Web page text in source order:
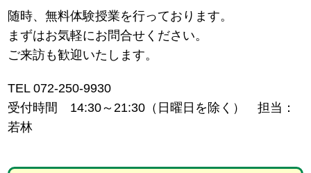
随時、無料体験授業を行っております。
まずはお気軽にお問合せください。
ご来訪も歓迎いたします。
TEL 072-250-9930
受付時間 14:30～21:30（日曜日を除く） 担当：
若林